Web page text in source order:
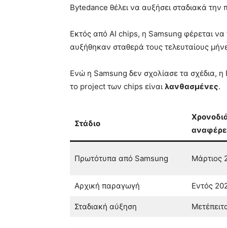
Bytedance θέλει να αυξήσει σταδιακά την
Εκτός από AI chips, η Samsung φέρεται να
αυξήθηκαν σταθερά τους τελευταίους
Ενώ η Samsung δεν σχολίασε τα σχέδια,
το project των chips είναι λανθασμένες.
Στάδιο
Πρωτότυπα από Samsung Μάρτιος
Αρχική παραγωγή Εντός
Σταδιακή αύξηση